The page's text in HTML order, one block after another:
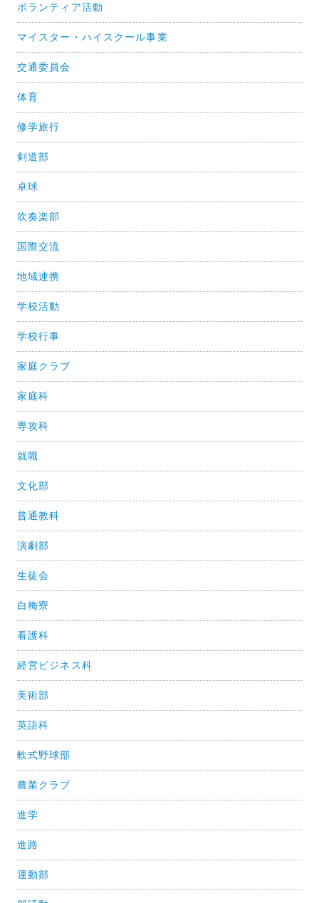
ボランティア活動
マイスター・ハイスクール事業
交通委員会
体育
修学旅行
剣道部
卓球
吹奏楽部
国際交流
地域連携
学校活動
学校行事
家庭クラブ
家庭科
専攻科
就職
文化部
普通教科
演劇部
生徒会
白梅寮
看護科
経営ビジネス科
美術部
英語科
軟式野球部
農業クラブ
進学
進路
運動部